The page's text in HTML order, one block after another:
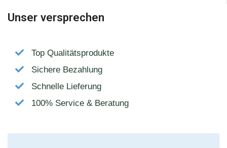
Unser versprechen
Top Qualitätsprodukte
Sichere Bezahlung
Schnelle Lieferung
100% Service & Beratung